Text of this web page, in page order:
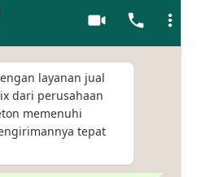
layanan jual
dari perusahaan
memenuhi
tepat